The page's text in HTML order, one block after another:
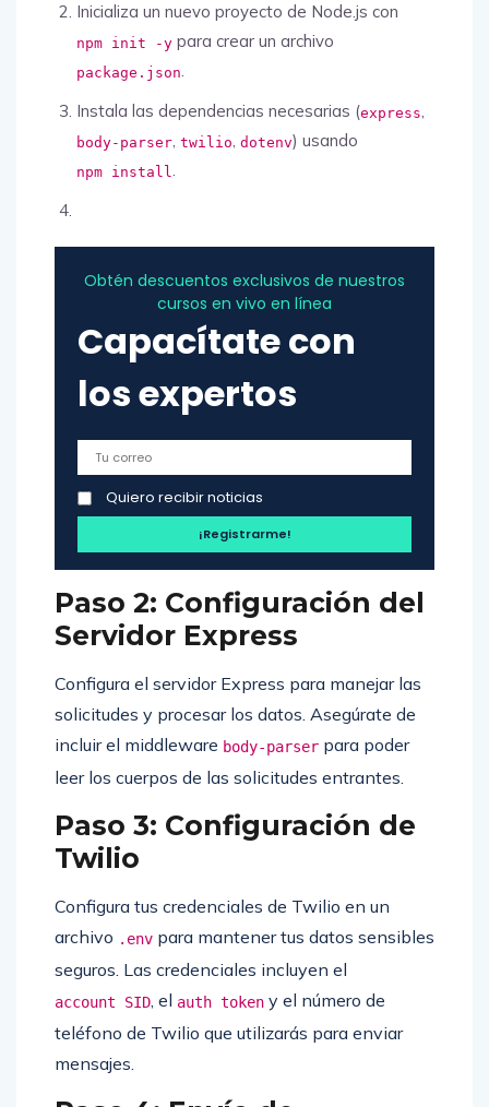
Inicializa un nuevo proyecto de Node.js con
npm init -y para crear un archivo
package.json.
Instala las dependencias necesarias (express,
body-parser, twilio, dotenv) usando
npm install .
Obtén descuentos exclusivos de nuestros
cursos en vivo en línea
Capacítate con
los expertos
Quiero recibir noticias
Paso 2: Configuración del
Servidor Express
Configura el servidor Express para manejar las
solicitudes y procesar los datos. Asegúrate de
incluir el middleware body-parser para poder
leer los cuerpos de las solicitudes entrantes.
Paso 3: Configuración de
Twilio
Configura tus credenciales de Twilio en un
archivo .env para mantener tus datos sensibles
seguros. Las credenciales incluyen el
account SID, el auth token y el número de
teléfono de Twilio que utilizarás para enviar
mensajes.